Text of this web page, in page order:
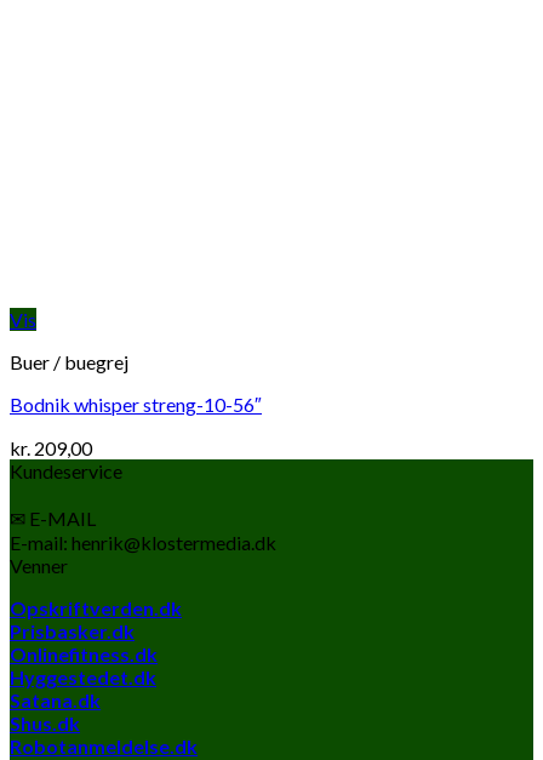
Vis
Buer / buegrej
Bodnik whisper streng-10-56″
kr. 209,00
Kundeservice
✉ E-MAIL
E-mail: henrik@klostermedia.dk
Venner
Opskriftverden.dk
Prisbasker.dk
Onlinefitness.dk
Hyggestedet.dk
Satana.dk
Shus.dk
Robotanmeldelse.dk